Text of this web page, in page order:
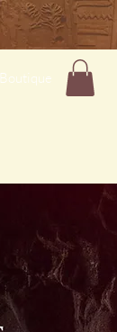
Boutique